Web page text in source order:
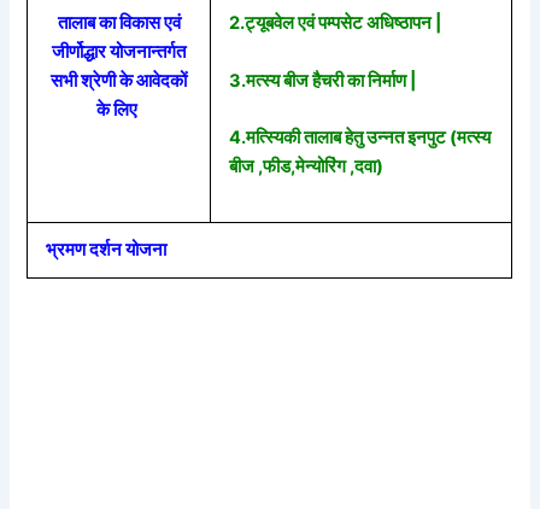
तालाब का विकास एवं
जीर्णोद्धार योजनान्तर्गत
सभी श्रेणी के आवेदकों
के लिए
2.ट्यूबवेल एवं पम्पसेट अधिष्ठापन |
3.मत्स्य बीज हैचरी का निर्माण |
4.मत्स्यिकी तालाब हेतु उन्नत इनपुट (मत्स्य
बीज ,फीड,मेन्योरिंग ,दवा)
भ्रमण दर्शन योजना